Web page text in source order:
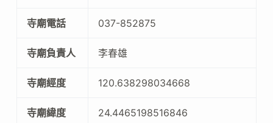
寺廟電話 037-852875
寺廟負責人 李春雄
寺廟經度 120.638298034668
寺廟緯度 24.4465198516846